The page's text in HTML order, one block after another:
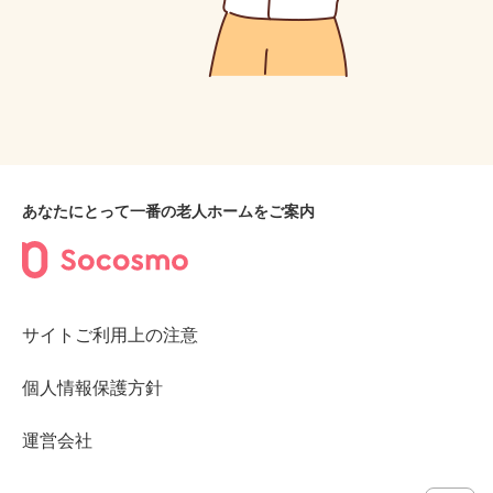
あなたにとって一番の老人ホームをご案内
サイトご利用上の注意
個人情報保護方針
運営会社